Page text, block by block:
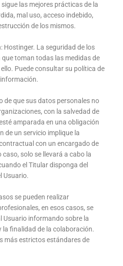
las mejores prácticas de la
mal uso, acceso indebido,
de los mismos.
Hostinger. La seguridad de los
toman todas las medidas de
Puede consultar su política de
de que sus datos personales no
con la salvedad de
amparada en una obligación
de un servicio implique la
con un encargado de
solo se llevará a cabo la
el Titular disponga del
Usuario.
se pueden realizar
en esos casos, se
Usuario informando sobre la
finalidad de la colaboración.
más estrictos estándares de